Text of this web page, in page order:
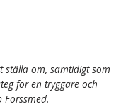
ställa om, samtidigt som
för en tryggare och